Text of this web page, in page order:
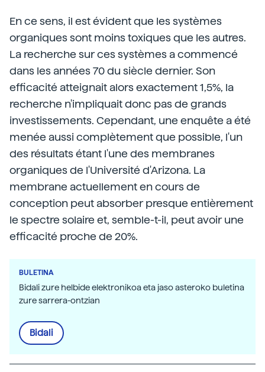
En ce sens, il est évident que les systèmes
organiques sont moins toxiques que les autres.
La recherche sur ces systèmes a commencé
dans les années 70 du siècle dernier. Son
efficacité atteignait alors exactement 1,5%, la
recherche n'impliquait donc pas de grands
investissements. Cependant, une enquête a été
menée aussi complètement que possible, l'un
des résultats étant l'une des membranes
organiques de l'Université d'Arizona. La
membrane actuellement en cours de
conception peut absorber presque entièrement
le spectre solaire et, semble-t-il, peut avoir une
efficacité proche de 20%.
BULETINA
Bidali zure helbide elektronikoa eta jaso asteroko buletina
zure sarrera-ontzian
Bidali